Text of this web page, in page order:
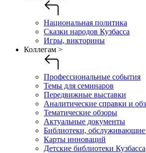
Национальная политика
Сказки народов Кузбасса
Игры, викторины
Коллегам >
Профессиональные события
Темы для семинаров
Передвижные выставки
Аналитические справки и
Тематические обзоры
Актуальные документы
Библиотеки,
Карты инноваций
Детские библиотеки Кузбасса